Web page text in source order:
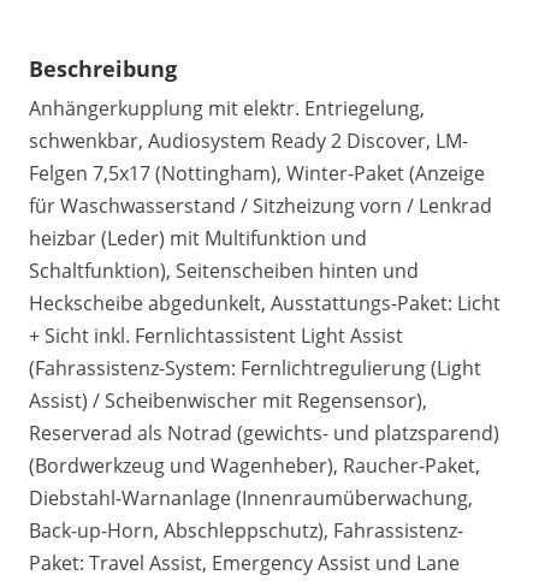
Beschreibung
Anhängerkupplung mit elektr. Entriegelung,
schwenkbar, Audiosystem Ready 2 Discover, LM-
Felgen 7,5x17 (Nottingham), Winter-Paket (Anzeige
für Waschwasserstand / Sitzheizung vorn / Lenkrad
heizbar (Leder) mit Multifunktion und
Schaltfunktion), Seitenscheiben hinten und
Heckscheibe abgedunkelt, Ausstattungs-Paket: Licht
+ Sicht inkl. Fernlichtassistent Light Assist
(Fahrassistenz-System: Fernlichtregulierung (Light
Assist) / Scheibenwischer mit Regensensor),
Reserverad als Notrad (gewichts- und platzsparend)
(Bordwerkzeug und Wagenheber), Raucher-Paket,
Diebstahl-Warnanlage (Innenraumüberwachung,
Back-up-Horn, Abschleppschutz), Fahrassistenz-
Paket: Travel Assist, Emergency Assist und Lane